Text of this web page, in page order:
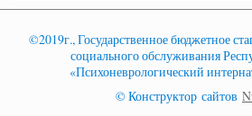
©2019г., Государственное бюджетное
социального обслуживания
«Психоневрологический
© Конструктор сайтов